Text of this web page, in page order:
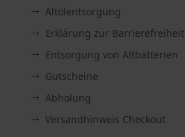
Altölentsorgung
Erklärung zur Barrierefreiheit
Entsorgung von Altbatterien
Gutscheine
Abholung
Versandhinweis Checkout